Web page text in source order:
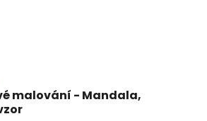
malování - Mandala,